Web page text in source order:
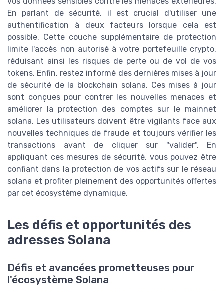
En parlant de sécurité, il est crucial d'utiliser une
authentification à deux facteurs lorsque cela est
possible. Cette couche supplémentaire de protection
limite l'accès non autorisé à votre portefeuille crypto,
réduisant ainsi les risques de perte ou de vol de vos
tokens. Enfin, restez informé des dernières mises à jour
de sécurité de la blockchain solana. Ces mises à jour
sont conçues pour contrer les nouvelles menaces et
améliorer la protection des comptes sur le mainnet
solana. Les utilisateurs doivent être vigilants face aux
nouvelles techniques de fraude et toujours vérifier les
transactions avant de cliquer sur "valider". En
appliquant ces mesures de sécurité, vous pouvez être
confiant dans la protection de vos actifs sur le réseau
solana et profiter pleinement des opportunités offertes
par cet écosystème dynamique.
Les défis et opportunités des
adresses Solana
Défis et avancées prometteuses pour
l'écosystème Solana